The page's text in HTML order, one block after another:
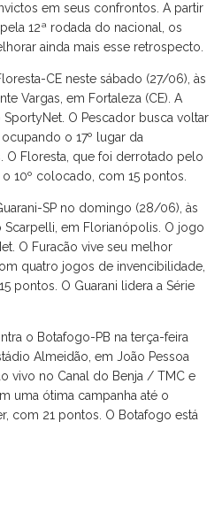
em seus confrontos. A partir
12ª rodada do nacional, os
ainda mais esse retrospecto.
CE neste sábado (27/06), às
Vargas, em Fortaleza (CE). A
O Pescador busca voltar
o 17º lugar da
O Floresta, que foi derrotado pelo
10º colocado, com 15 pontos.
SP no domingo (28/06), às
Scarpelli, em Florianópolis. O jogo
O Furacão vive seu melhor
quatro jogos de invencibilidade,
pontos. O Guarani lidera a Série
o Botafogo-PB na terça-feira
Almeidão, em João Pessoa
vivo no Canal do Benja / TMC e
uma ótima campanha até o
com 21 pontos. O Botafogo está